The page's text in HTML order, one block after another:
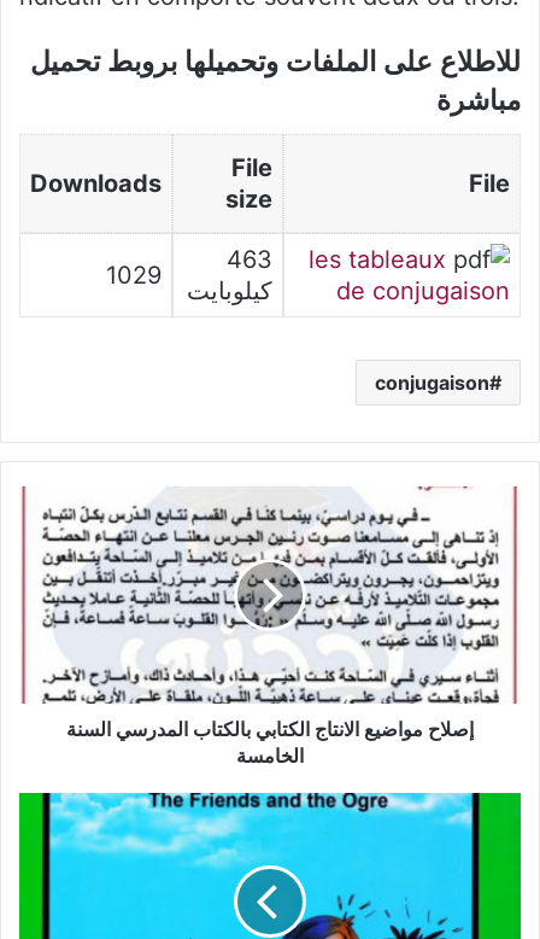
للاطلاع على الملفات وتحميلها بروبط تحميل
مباشرة
File
File
size
Downloads
les tableaux
de conjugaison
463
كيلوبايت
1029
conjugaison
الانتاج
الكتابي
بالكتاب
المدرسي
السنة
الخامسة
إصلاح مواضيع الانتاج الكتابي بالكتاب المدرسي السنة
الخامسة